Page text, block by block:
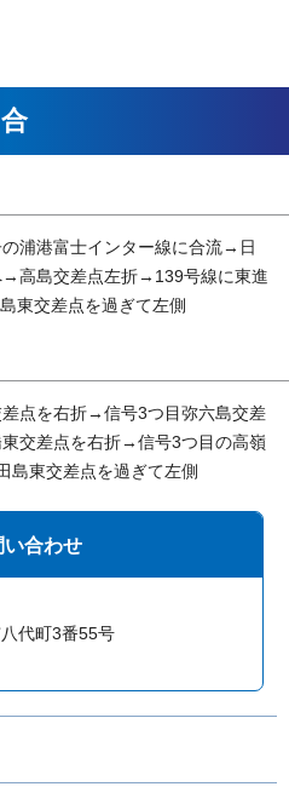
浦港富士インター線に合流→日
→高島交差点左折→139号線に東進
東交差点を過ぎて左側
点を右折→信号3つ目弥六島交差
交差点を右折→信号3つ目の高嶺
島東交差点を過ぎて左側
い合わせ
代町3番55号